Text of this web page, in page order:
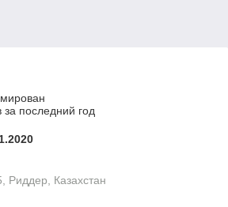
последний год
Риддер, Казахстан